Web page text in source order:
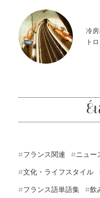
冷
ト
フランス関連 ニュー
文化・ライフスタイル
フランス語単語集
飲